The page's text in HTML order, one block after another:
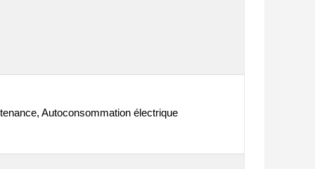
Autoconsommation électrique